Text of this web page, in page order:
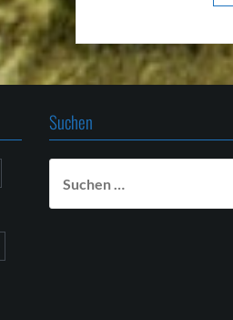
Suchen
nach: